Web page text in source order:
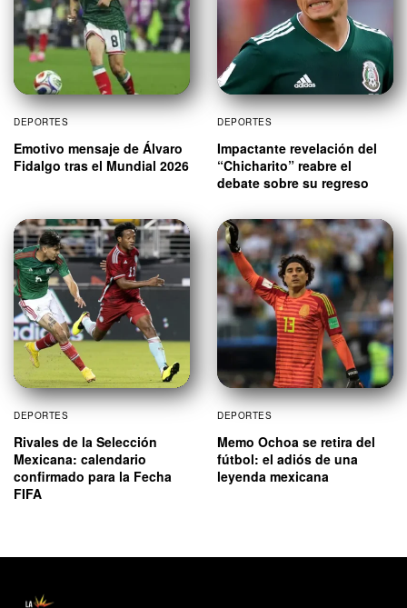
DEPORTES
Emotivo mensaje de Álvaro
Fidalgo tras el Mundial 2026
DEPORTES
Impactante revelación del
“Chicharito” reabre el
debate sobre su regreso
DEPORTES
Rivales de la Selección
Mexicana: calendario
confirmado para la Fecha
FIFA
DEPORTES
Memo Ochoa se retira del
fútbol: el adiós de una
leyenda mexicana